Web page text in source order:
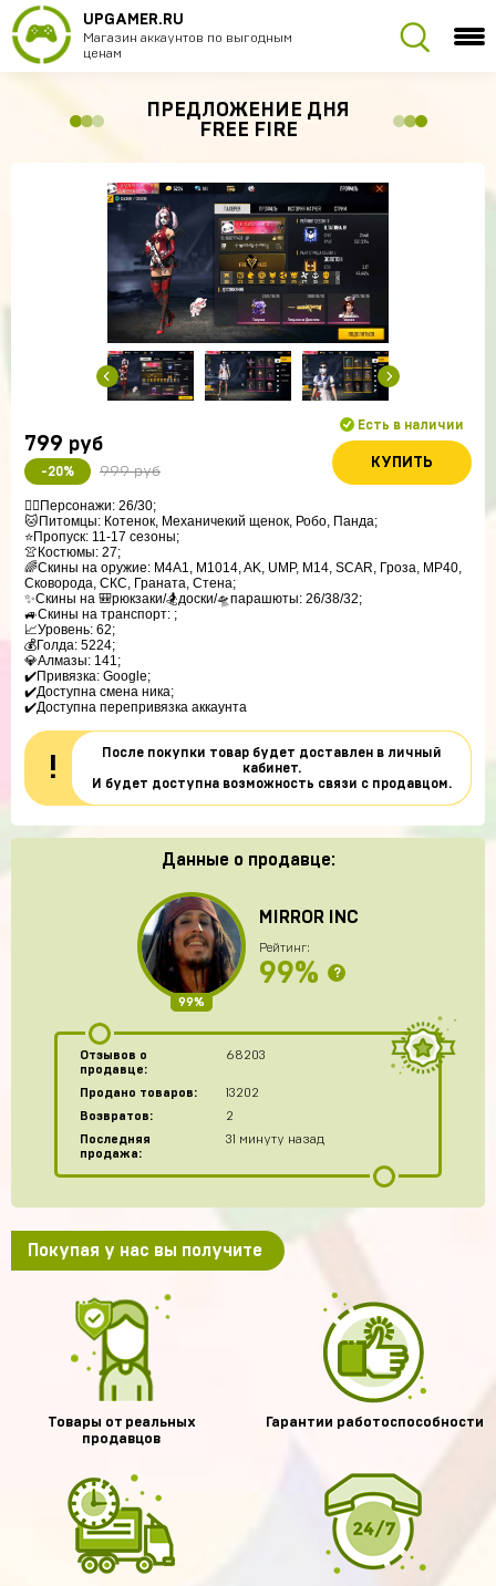
UPGAMER.RU
Магазин аккаунтов по выгодным
ценам
ПРЕДЛОЖЕНИЕ ДНЯ
FREE FIRE
799 руб
-20% 999 руб
Есть в наличии
КУПИТЬ
🚶‍♂️Персонажи: 26/30;
🐱Питомцы: Котенок, Механичекий щенок, Робо, Панда;
⭐️Пропуск: 11-17 сезоны;
👚Костюмы: 27;
🌈Скины на оружие: M4A1, M1014, AK, UMP, M14, SCAR, Гроза, MP40,
Сковорода, СКС, Граната, Стена;
✨Скины на 🎒рюкзаки/🏂доски/🛸парашюты: 26/38/32;
🚙Скины на транспорт: ;
📈Уровень: 62;
💰Голда: 5224;
💎Алмазы: 141;
✔️Привязка: Google;
✔️Доступна смена ника;
✔️Доступна перепривязка аккаунта
!
После покупки товар будет доставлен в личный
кабинет.
И будет доступна возможность связи с продавцом.
Данные о продавце:
99%
MIRROR INC
Рейтинг:
99% ?
Отзывов о
продавце:
68203
Продано товаров:
13202
Возвратов:
2
Последняя
продажа:
31 минуту назад
Покупая у нас вы получите
Товары от реальных
продавцов
Гарантии работоспособности